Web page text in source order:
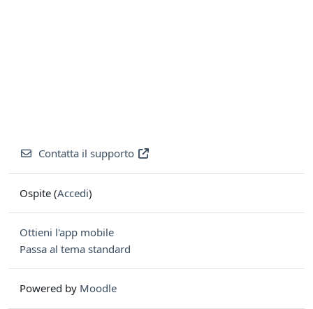
Contatta il supporto
Ospite (Accedi)
Ottieni l'app mobile
Passa al tema standard
Powered by Moodle